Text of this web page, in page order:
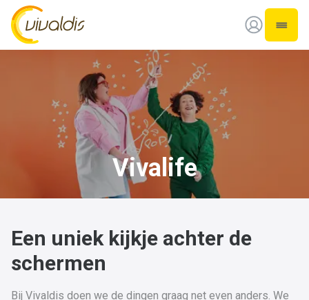
Vivaldis Interim
Open
Vivalife
Een uniek kijkje achter de
schermen
Bij Vivaldis doen we de dingen graag net even anders. We